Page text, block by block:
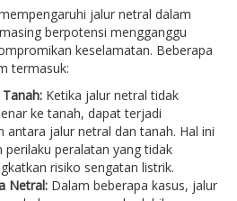
jalur netral dalam
berpotensi mengganggu
keselamatan. Beberapa
termasuk:
Ketika jalur netral tidak
ke tanah, dapat terjadi
antara jalur netral dan tanah. Hal ini
perilaku peralatan yang tidak
risiko sengatan listrik.
Netral: Dalam beberapa kasus, jalur